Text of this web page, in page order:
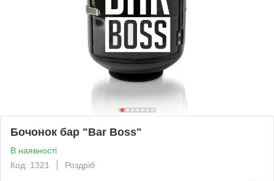
Бочонок бар "Bar Boss"
В наявності
Код: 1321
Роздріб